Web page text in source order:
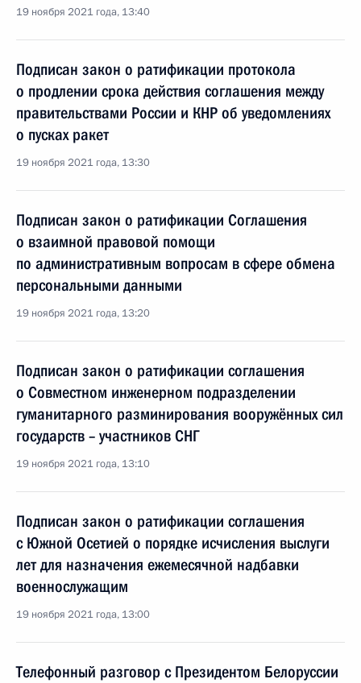
19 ноября 2021 года, 13:40
Подписан закон о ратификации протокола
о продлении срока действия соглашения между
правительствами России и КНР об уведомлениях
о пусках ракет
19 ноября 2021 года, 13:30
Подписан закон о ратификации Соглашения
о взаимной правовой помощи
по административным вопросам в сфере обмена
персональными данными
19 ноября 2021 года, 13:20
Подписан закон о ратификации соглашения
о Совместном инженерном подразделении
гуманитарного разминирования вооружённых сил
государств – участников СНГ
19 ноября 2021 года, 13:10
Подписан закон о ратификации соглашения
с Южной Осетией о порядке исчисления выслуги
лет для назначения ежемесячной надбавки
военнослужащим
19 ноября 2021 года, 13:00
Телефонный разговор с Президентом Белоруссии